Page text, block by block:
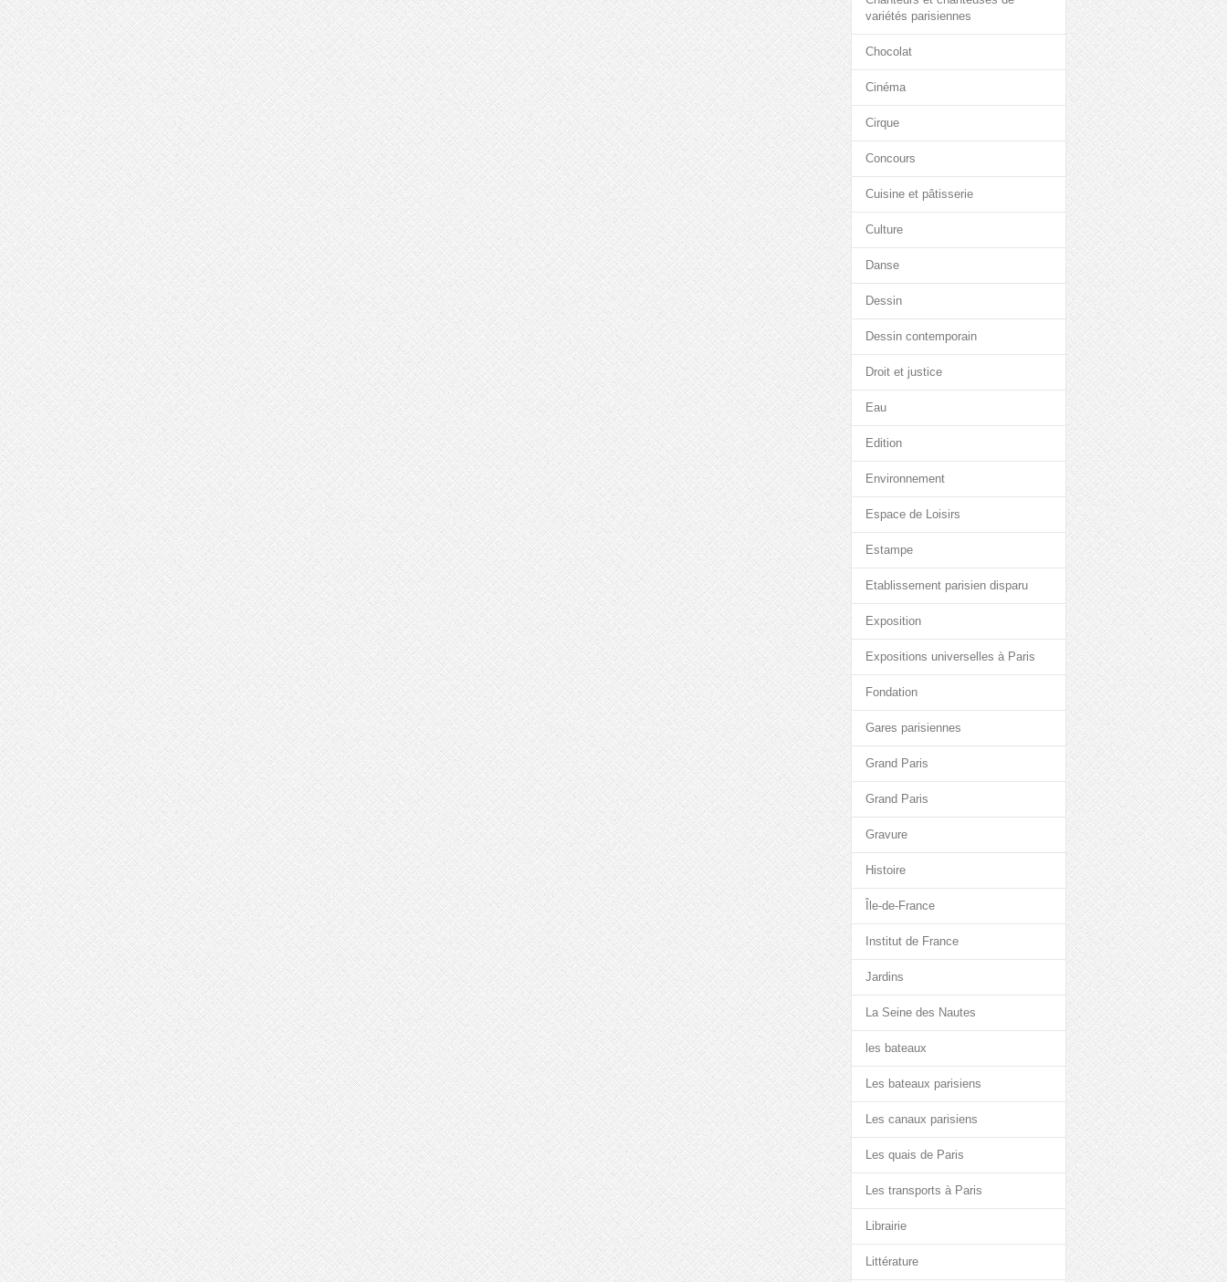
variétés parisiennes
Chocolat
Cinéma
Cirque
Concours
Cuisine et pâtisserie
Culture
Danse
Dessin
Dessin contemporain
Droit et justice
Eau
Edition
Environnement
Espace de Loisirs
Estampe
Etablissement parisien disparu
Exposition
Expositions universelles à Paris
Fondation
Gares parisiennes
Grand Paris
Grand Paris
Gravure
Histoire
Île-de-France
Institut de France
Jardins
La Seine des Nautes
les bateaux
Les bateaux parisiens
Les canaux parisiens
Les quais de Paris
Les transports à Paris
Librairie
Littérature